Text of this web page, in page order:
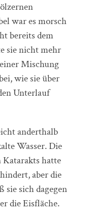
war es morsch
bereits dem
sie nicht mehr
Mischung
wie sie über
Unterlauf
anderthalb
Wasser. Die
Katarakts hatte
aber die
sie sich dagegen
die Eisfläche.